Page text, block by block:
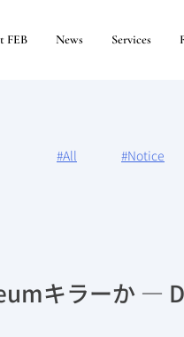
FEB News Services
#All #Notice
キラーか —